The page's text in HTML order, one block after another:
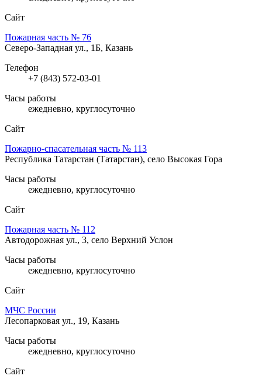
Сайт
Пожарная часть № 76
Северо-Западная ул., 1Б, Казань
Телефон
+7 (843) 572-03-01
Часы работы
ежедневно, круглосуточно
Сайт
Пожарно-спасательная часть № 113
Республика Татарстан (Татарстан), село Высокая Гора
Часы работы
ежедневно, круглосуточно
Сайт
Пожарная часть № 112
Автодорожная ул., 3, село Верхний Услон
Часы работы
ежедневно, круглосуточно
Сайт
МЧС России
Лесопарковая ул., 19, Казань
Часы работы
ежедневно, круглосуточно
Сайт